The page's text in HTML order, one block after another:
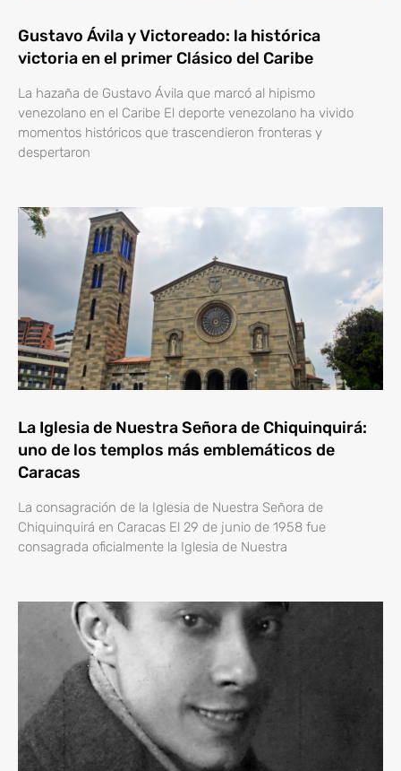
Gustavo Ávila y Victoreado: la histórica
victoria en el primer Clásico del Caribe
La hazaña de Gustavo Ávila que marcó al hipismo
venezolano en el Caribe El deporte venezolano ha vivido
momentos históricos que trascendieron fronteras y
despertaron
La Iglesia de Nuestra Señora de Chiquinquirá:
uno de los templos más emblemáticos de
Caracas
La consagración de la Iglesia de Nuestra Señora de
Chiquinquirá en Caracas El 29 de junio de 1958 fue
consagrada oficialmente la Iglesia de Nuestra